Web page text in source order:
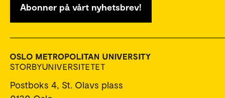
Abonner på vårt nyhetsbrev!
Postboks 4, St. Olavs plass